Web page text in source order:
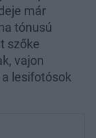
már
tónusú
szőke
vajon
lesifotósok